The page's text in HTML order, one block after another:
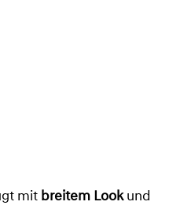
mit breitem Lookund